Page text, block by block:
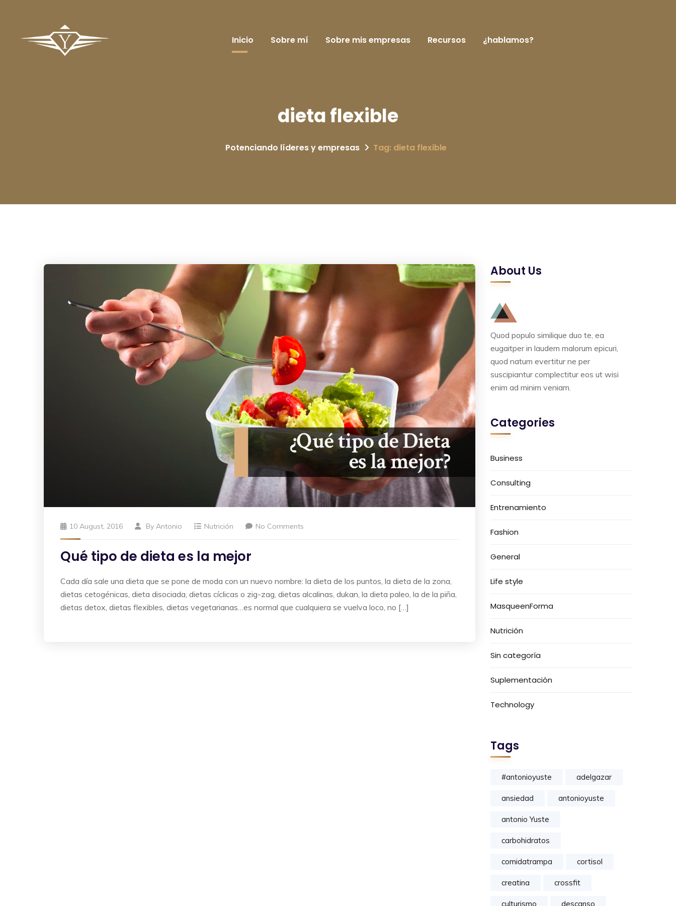
Inicio Sobre mí Sobre mis empresas Recursos ¿hablamos?
dieta flexible
Potenciando líderes y empresas Tag: dieta flexible
10 August, 2016 By Antonio Nutrición No Comments
Qué tipo de dieta es la mejor
Cada día sale una dieta que se pone de moda con un nuevo nombre: la dieta de los puntos, la dieta de la zona,
dietas cetogénicas, dieta disociada, dietas cíclicas o zig-zag, dietas alcalinas, dukan, la dieta paleo, la de la piña,
dietas detox, dietas flexibles, dietas vegetarianas…es normal que cualquiera se vuelva loco, no […]
About Us
Quod populo similique duo te, ea
eugaitper in laudem malorum epicuri,
quod natum evertitur ne per
suscipiantur complectitur eos ut wisi
enim ad minim veniam.
Categories
Business
Consulting
Entrenamiento
Fashion
General
Life style
MasqueenForma
Nutrición
Sin categoría
Suplementación
Technology
Tags
#antonioyuste adelgazar
ansiedad antonioyuste
antonio Yuste
carbohidratos
comidatrampa cortisol
creatina crossfit
culturismo descanso